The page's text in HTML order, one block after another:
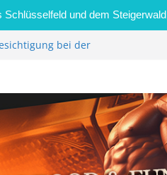
und dem Steigerwald
bei der
Anmeldung für